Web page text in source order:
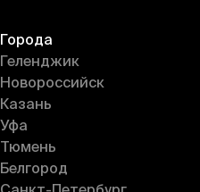
Города
Геленджик
Новороссийск
Казань
Уфа
Тюмень
Белгород